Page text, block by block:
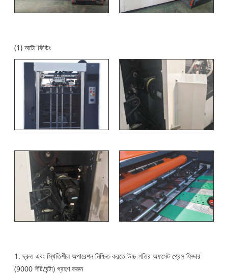
(1) অটো ফিডিং
1. দ্রুত এবং স্থিতিশীল অপারেশন নিশ্চিত করতে উচ্চ-গতির অফসেট প্রেস ফিডার
(9000 শীট/ঘন্টা) গ্রহণ করুন